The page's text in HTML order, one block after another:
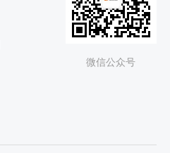
微信公众号